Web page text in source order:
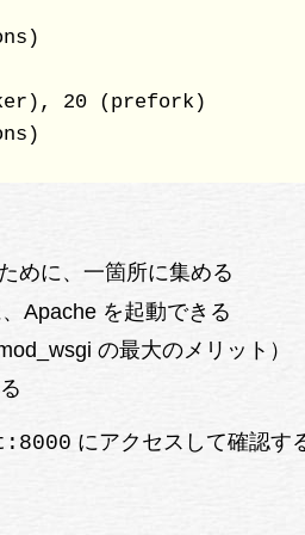
20 (prefork)
めに、一箇所に集める
Apache を起動できる
の最大のメリット）
にアクセスして確認す